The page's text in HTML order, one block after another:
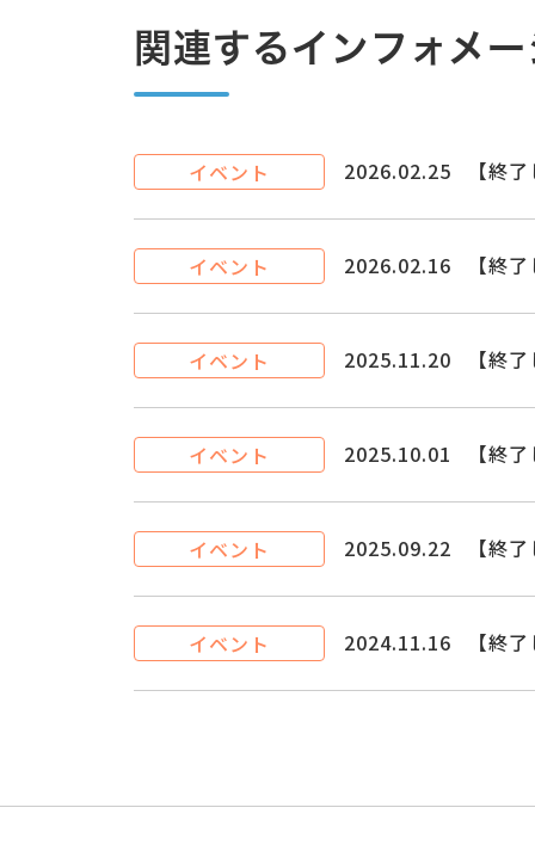
関連するインフォメ
イベント 2026.02.25 【終
イベント 2026.02.16 【終
イベント 2025.11.20 【終
イベント 2025.10.01 【終
イベント 2025.09.22 【終
イベント 2024.11.16 【終